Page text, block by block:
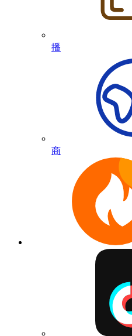
播
商